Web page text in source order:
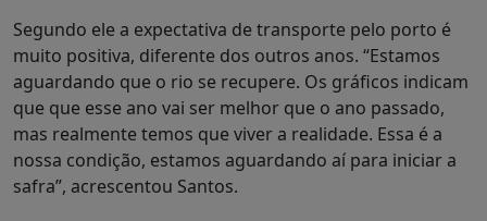
Segundo ele a expectativa de transporte pelo porto é
muito positiva, diferente dos outros anos. “Estamos
aguardando que o rio se recupere. Os gráficos indicam
que que esse ano vai ser melhor que o ano passado,
mas realmente temos que viver a realidade. Essa é a
nossa condição, estamos aguardando aí para iniciar a
safra”, acrescentou Santos.